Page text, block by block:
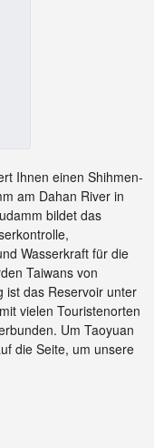
Ihnen einen Shihmen-
am Dahan River in
bildet das
Wasserkraft für die
Taiwans von
ist das Reservoir unter
vielen Touristenorten
Um Taoyuan
die Seite, um unsere